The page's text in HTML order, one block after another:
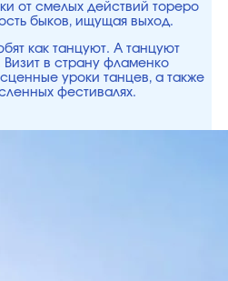
от смелых действий тореро
быков, ищущая выход.
как танцуют. А танцуют
в страну фламенко
уроки танцев, а также
фестивалях.